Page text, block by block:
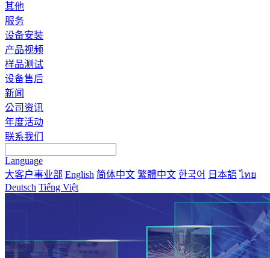
其他
服务
设备安装
产品视频
样品测试
设备售后
新闻
公司资讯
年度活动
联系我们
Language
大客户事业部 English 简体中文 繁體中文 한국어 日本語 ไทย
Deutsch Tiếng Việt